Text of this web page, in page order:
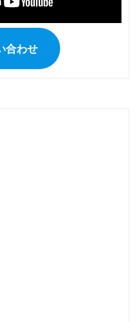
合わせ